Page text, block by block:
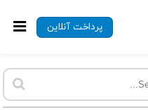
پرداخت آنلاین